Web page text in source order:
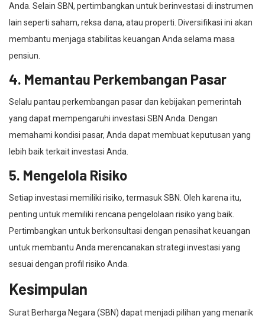
Anda. Selain SBN, pertimbangkan untuk berinvestasi di instrumen
lain seperti saham, reksa dana, atau properti. Diversifikasi ini akan
membantu menjaga stabilitas keuangan Anda selama masa
pensiun.
4. Memantau Perkembangan Pasar
Selalu pantau perkembangan pasar dan kebijakan pemerintah
yang dapat mempengaruhi investasi SBN Anda. Dengan
memahami kondisi pasar, Anda dapat membuat keputusan yang
lebih baik terkait investasi Anda.
5. Mengelola Risiko
Setiap investasi memiliki risiko, termasuk SBN. Oleh karena itu,
penting untuk memiliki rencana pengelolaan risiko yang baik.
Pertimbangkan untuk berkonsultasi dengan penasihat keuangan
untuk membantu Anda merencanakan strategi investasi yang
sesuai dengan profil risiko Anda.
Kesimpulan
Surat Berharga Negara (SBN) dapat menjadi pilihan yang menarik